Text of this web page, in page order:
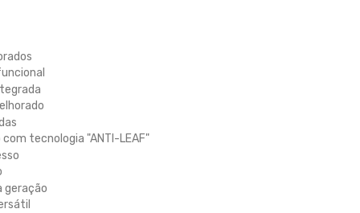
tecnologia "ANTI-LEAF"
geração